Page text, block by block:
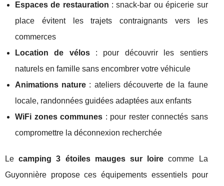
Espaces de restauration : snack-bar ou épicerie sur
place évitent les trajets contraignants vers les
commerces
Location de vélos: pour découvrir les sentiers
naturels en famille sans encombrer votre véhicule
Animations nature : ateliers découverte de la faune
locale, randonnées guidées adaptées aux enfants
WiFi zones communes : pour rester connectés sans
compromettre la déconnexion recherchée
Lecamping 3 étoiles mauges sur loire comme La
Guyonnière propose ces équipements essentiels pour